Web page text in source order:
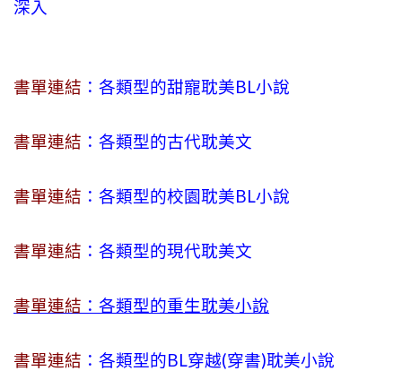
深入
書單連結 ：各類型的甜寵耽美BL小說
書單連結 ：各類型的古代耽美文
書單連結 ：各類型的校園耽美BL小說
書單連結 ：各類型的現代耽美文
書單連結 ：各類型的重生耽美小說
書單連結 ：各類型的BL穿越(穿書)耽美小說